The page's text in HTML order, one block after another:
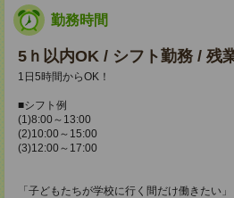
勤務時間
5ｈ以内OK / シフト勤務 / 残
1日5時間からOK！
■シフト例
(1)8:00～13:00
(2)10:00～15:00
(3)12:00～17:00
「子どもたちが学校に行く間だけ働きたい」